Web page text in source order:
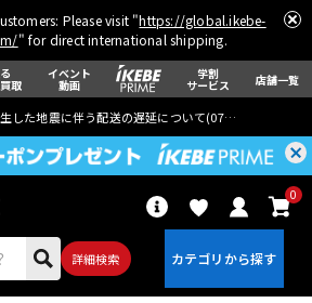
Please visit "https://global.ikebe-
" for direct international shipping.
取
イベント
動画
学割
サービス 店舗一覧
した地震に伴う配送の遅延について(07月29日
詳細検索
0